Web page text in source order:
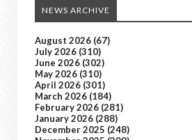
NEWS ARCHIVE
August 2026 (67)
July 2026 (310)
June 2026 (302)
May 2026 (310)
April 2026 (301)
March 2026 (184)
February 2026 (281)
January 2026 (288)
December 2025 (248)